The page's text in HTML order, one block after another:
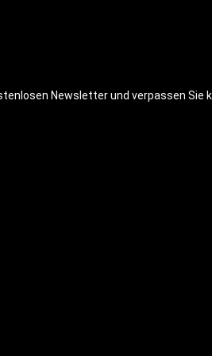
Newsletter und verpassen Sie